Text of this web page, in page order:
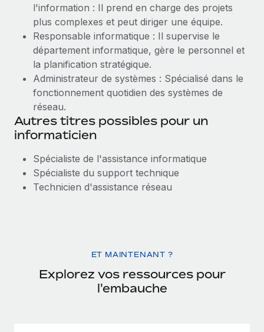
l'information : Il prend en charge des projets
plus complexes et peut diriger une équipe.
Responsable informatique : Il supervise le
département informatique, gère le personnel et
la planification stratégique.
Administrateur de systèmes : Spécialisé dans le
fonctionnement quotidien des systèmes de
réseau.
Autres titres possibles pour un
informaticien
Spécialiste de l'assistance informatique
Spécialiste du support technique
Technicien d'assistance réseau
ET MAINTENANT ?
Explorez vos ressources pour
l'embauche